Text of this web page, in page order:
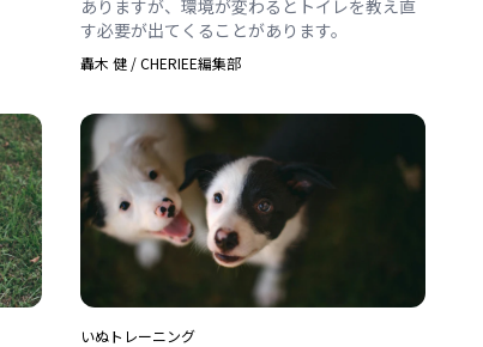
ありますが、環境が変わるとトイレを教え直
す必要が出てくることがあります。
轟木 健 /CHERIEE編集部
いぬトレーニング